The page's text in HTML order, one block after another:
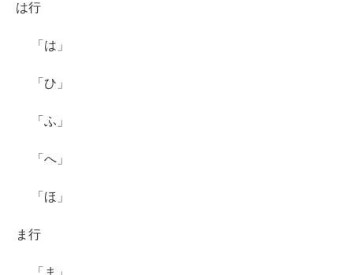
は行
「は」
「ひ」
「ふ」
「へ」
「ほ」
ま行